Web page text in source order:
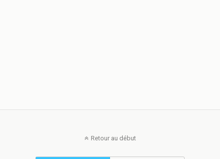
Retour au début